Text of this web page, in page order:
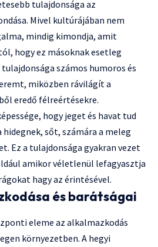
tulajdonsága az
Mivel kultúrájában nem
mindig kimondja, amit
hogy ez másoknak esetleg
számos humoros és
miközben rávilágít a
eredő félreértésekre.
hogy jeget és havat tud
sőt, számára a meleg
Ez a tulajdonsága gyakran vezet
amikor véletlenül lefagyasztja
hagy az érintésével.
és barátságai
eleme az alkalmazkodás
környezetben. A hegyi